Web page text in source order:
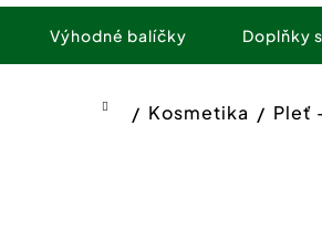
Výhodné balíčky Doplňky
Domů
Kosmetika Pleť